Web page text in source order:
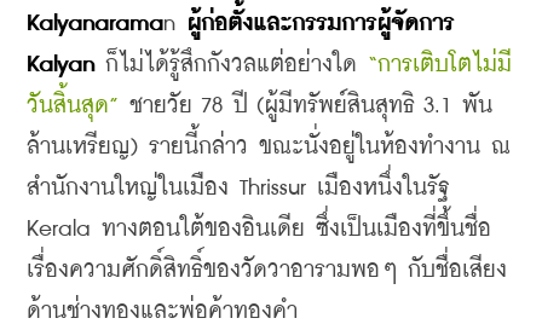
Kalyanaraman ผู้ก่อตั้งและกรรมการผู้จัดการ
Kalyan ก็ไม่ได้รู้สึกกังวลแต่อย่างใด “การเติบโตไม่มี
วันสิ้นสุด” ชายวัย 78 ปี (ผู้มีทรัพย์สินสุทธิ 3.1 พัน
ล้านเหรียญ) รายนี้กล่าว ขณะนั่งอยู่ในห้องทำงาน ณ
สำนักงานใหญ่ในเมือง Thrissur เมืองหนึ่งในรัฐ
Kerala ทางตอนใต้ของอินเดีย ซึ่งเป็นเมืองที่ขึ้นชื่อ
เรื่องความศักดิ์สิทธิ์ของวัดวาอารามพอๆ กับชื่อเสียง
ด้านช่างทองและพ่อค้าทองคำ